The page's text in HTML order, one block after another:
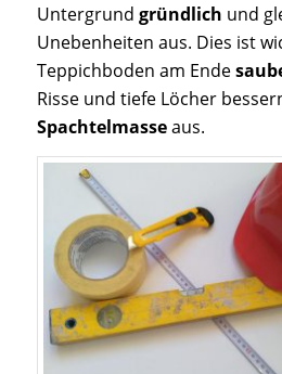
Untergrund gründlich und
Unebenheiten aus. Dies ist
Teppichboden am Ende
Risse und tiefe Löcher
Spachtelmasseaus.